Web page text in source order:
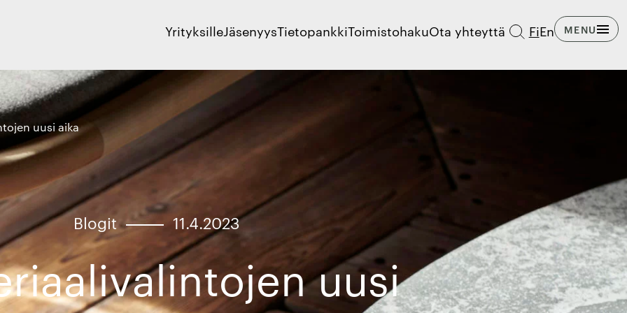
YrityksilleJäsenyysTietopankkiToimistohakuOta yhteyttä FiEn MENU
uusi aika
Blogit 11.4.2023
uusi